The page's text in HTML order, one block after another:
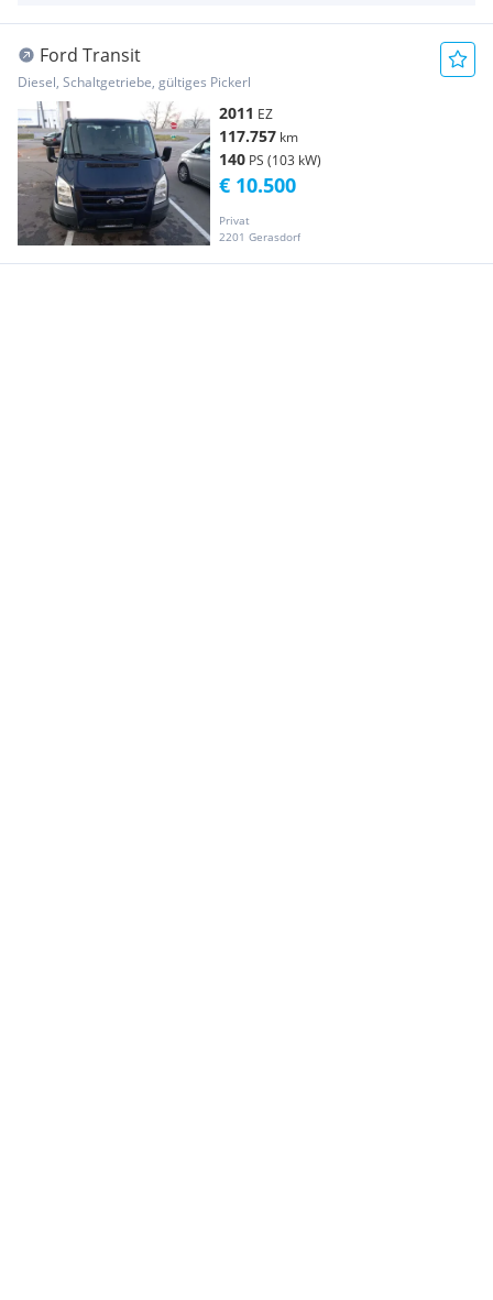
Ford Transit
Diesel, Schaltgetriebe, gültiges Pickerl
2011 EZ
117.757 km
140 PS (103 kW)
Privat
2201 Gerasdorf
€ 10.500